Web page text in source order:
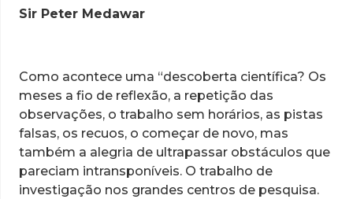
Sir Peter Medawar
Como acontece uma “descoberta científica? Os
meses a fio de reflexão, a repetição das
observações, o trabalho sem horários, as pistas
falsas, os recuos, o começar de novo, mas
também a alegria de ultrapassar obstáculos que
pareciam intransponíveis. O trabalho de
investigação nos grandes centros de pesquisa.